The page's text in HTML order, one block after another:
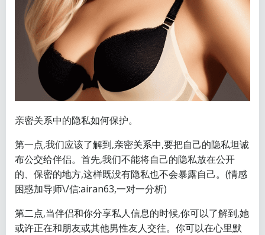
亲密关系中的隐私如何保护。
第一点,我们应该了解到,亲密关系中,要把自己的隐私坦诚
布公交给伴侣。首先,我们不能将自己的隐私放在公开
的、保密的地方,这样既没有隐私也不会暴露自己。(情感
困惑加导师\/信:airan63,一对一分析)
第二点,当伴侣和你分享私人信息的时候,你可以了解到,她
或许正在和朋友或其他男性友人交往。你可以在心里默